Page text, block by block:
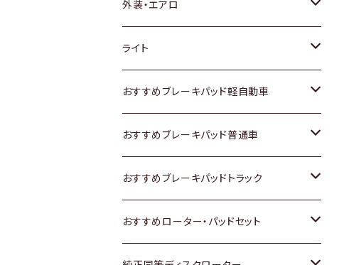
トヨタ
ホンダ
スズキ
日産
いすゞ
ダイハツ
外装・エアロ
トヨタ
ホンダ
スズキ
日産
いすゞ
ライト
トヨタ
スズキ
日産
いすゞ
おすすめブレーキパッド軽自動車
トヨタ
ホンダ
スズキ
おすすめブレーキパッド普通車
トヨタ
ホンダ
おすすめブレーキパッドトラック
トヨタ
おすすめローター・パッドセット